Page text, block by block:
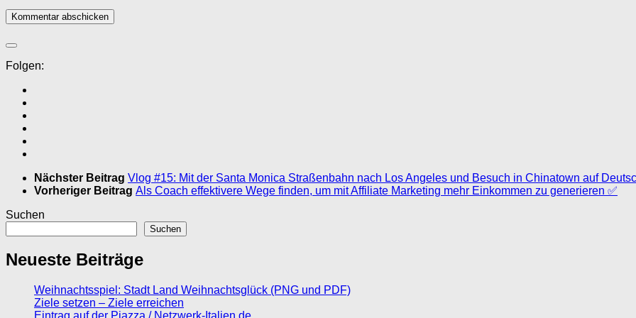
Folgen:
Nächster Beitrag Vlog #15: Mit der Santa Monica Straßenbahn nach Los Angeles und Besuch in Chinatown auf
Vorheriger Beitrag Als Coach effektivere Wege finden, um mit Affiliate Marketing mehr Einkommen zu generieren ✅
Suchen
Suchen
Neueste Beiträge
Weihnachtsspiel: Stadt Land Weihnachtsglück (PNG und PDF)
Ziele setzen – Ziele erreichen